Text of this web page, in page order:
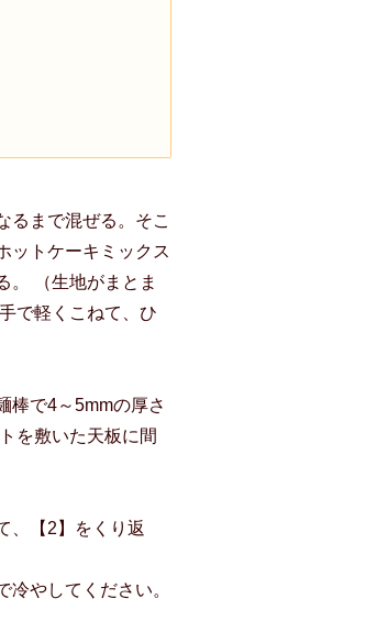
るまで混ぜる。そこ
ットケーキミックス
。 （生地がまとま
で軽くこねて、ひ
棒で4～5mmの厚さ
を敷いた天板に間
、【2】をくり返
やしてください。